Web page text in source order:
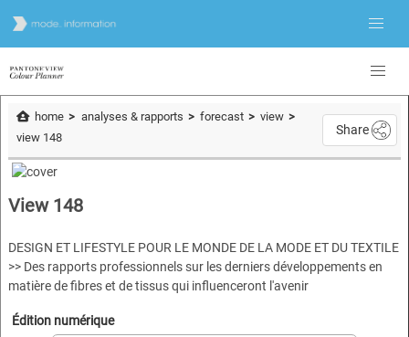
home analyses & rapports forecast
view
view 148
Share
View 148
DESIGN ET LIFESTYLE POUR LE MONDE DE LA MODE ET DU TEXTILE
>> Des rapports professionnels sur les derniers développements en
matière de fibres et de tissus qui influenceront l'avenir
Édition numérique